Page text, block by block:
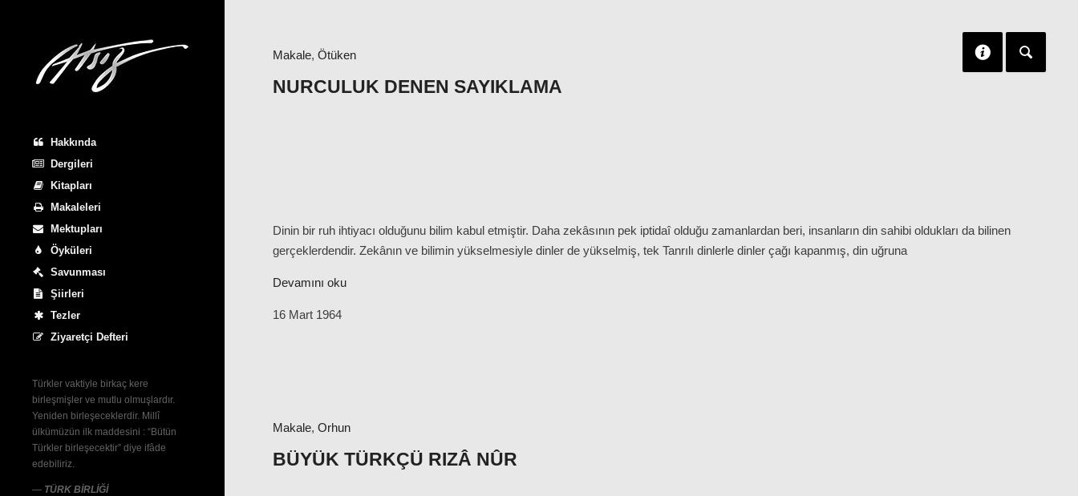
Hakkında
Dergileri
Kitapları
Makaleleri
Mektupları
Öyküleri
Savunması
Şiirleri
Tezler
Ziyaretçi Defteri
Türkler vaktiyle birkaç kere
birleşmişler ve mutlu olmuşlardır.
Yeniden birleşeceklerdir. Millî
ülkümüzün ilk maddesini : “Bütün
Türkler birleşecektir” diye ifâde
edebiliriz.
— TÜRK BİRLİĞİ
Makale, Ötüken
NURCULUK DENEN SAYIKLAMA
Dinin bir ruh ihtiyacı olduğunu bilim kabul etmiştir. Daha zekâsının pek iptidaî olduğu zamanlardan beri, insanların din sahibi oldukları da bilinen
gerçeklerdendir. Zekânın ve bilimin yükselmesiyle dinler de yükselmiş, tek Tanrılı dinlerle dinler çağı kapanmış, din uğruna
Devamını oku
16 Mart 1964
Makale, Orhun
BÜYÜK TÜRKÇÜ RIZÂ NÛR